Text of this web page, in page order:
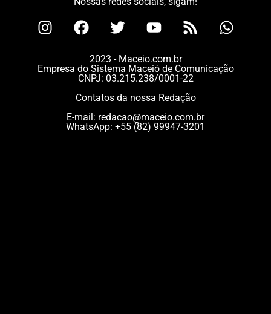
2023 - Maceio.com.br
Empresa do Sistema Maceió de Comunicação
CNPJ: 03.215.238/0001-22
Contatos da nossa Redação
E-mail: redacao@maceio.com.br
WhatsApp: +55 (82) 99947-3201